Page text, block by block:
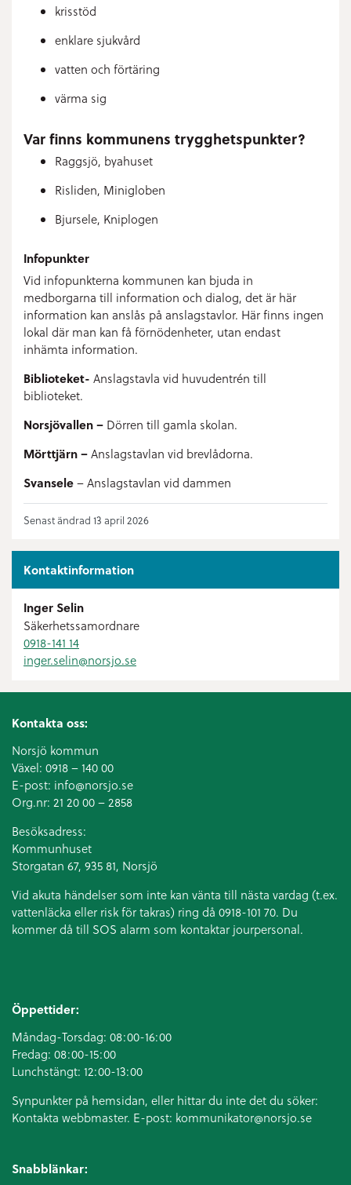
krisstöd
enklare sjukvård
vatten och förtäring
värma sig
Var finns kommunens trygghetspunkter?
Raggsjö, byahuset
Risliden, Minigloben
Bjursele, Kniplogen
Infopunkter
Vid infopunkterna kommunen kan bjuda in
medborgarna till information och dialog, det är här
information kan anslås på anslagstavlor. Här finns ingen
lokal där man kan få förnödenheter, utan endast
inhämta information.
Biblioteket- Anslagstavla vid huvudentrén till
biblioteket.
Norsjövallen – Dörren till gamla skolan.
Mörttjärn –Anslagstavlan vid brevlådorna.
Svansele– Anslagstavlan vid dammen
Senast ändrad 13 april 2026
Kontaktinformation
Inger Selin
Säkerhetssamordnare
0918-141 14
inger.selin@norsjo.se
Kontakta oss:
Norsjö kommun
Växel: 0918 – 140 00
E-post: info@norsjo.se
Org.nr: 21 20 00 – 2858
Besöksadress:
Kommunhuset
Storgatan 67, 935 81, Norsjö
Vid akuta händelser som inte kan vänta till nästa vardag (t.ex.
vattenläcka eller risk för takras) ring då 0918-101 70. Du
kommer då till SOS alarm som kontaktar jourpersonal.
Öppettider:
Måndag-Torsdag: 08:00-16:00
Fredag: 08:00-15:00
Lunchstängt: 12:00-13:00
Synpunkter på hemsidan, eller hittar du inte det du söker:
Kontakta webbmaster. E-post: kommunikator@norsjo.se
Snabblänkar: